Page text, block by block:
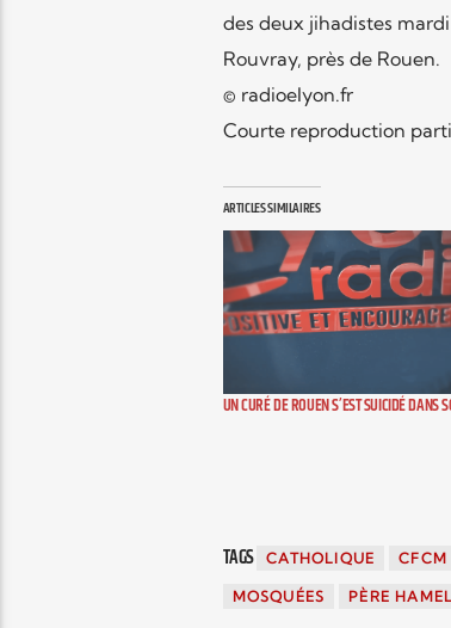
des deux jihadistes
Rouvray, près de Rouen.
© radioelyon.fr
Courte reproduction
ARTICLES SIMILAIRES
UN CURÉ DE ROUEN S’EST SUICIDÉ DANS
TAGS CATHOLIQUE CFCM
MOSQUÉES PÈRE HAMEL